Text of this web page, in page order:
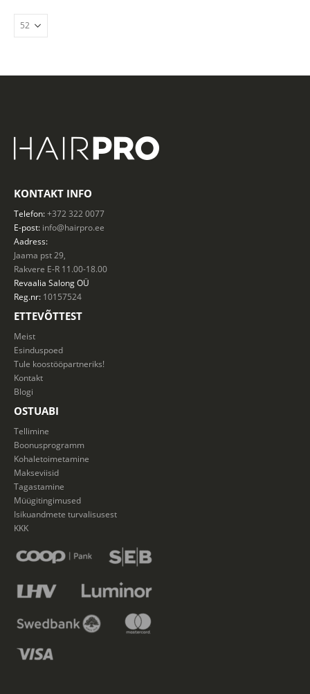
KONTAKT INFO
Telefon:+372 322 0077
E-post: info@hairpro.ee
Aadress:
Jaama pst 29,
Rakvere E-R 11.00-18.00
Revaalia SalongOÜ
Reg.nr: 10157524
ETTEVÕTTEST
Meist
Esinduspoed
Tule koostööpartneriks!
Kontakt
Blogi
OSTUABI
Tellimine
Boonusprogramm
Kohaletoimetamine
Makseviisid
Tagastamine
Müügitingimused
Isikuandmete turvalisusest
KKK